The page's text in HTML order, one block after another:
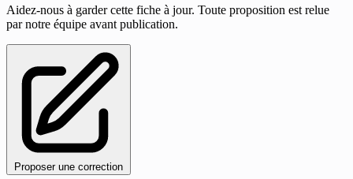
Aidez-nous à garder cette fiche à jour. Toute proposition est relue
par notre équipe avant publication.
Proposer une correction